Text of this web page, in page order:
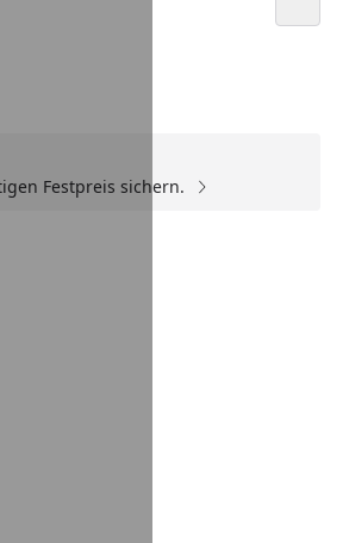
Festpreis sichern.